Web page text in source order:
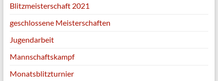
Blitzmeisterschaft 2021
geschlossene Meisterschaften
Jugendarbeit
Mannschaftskampf
Monatsblitzturnier